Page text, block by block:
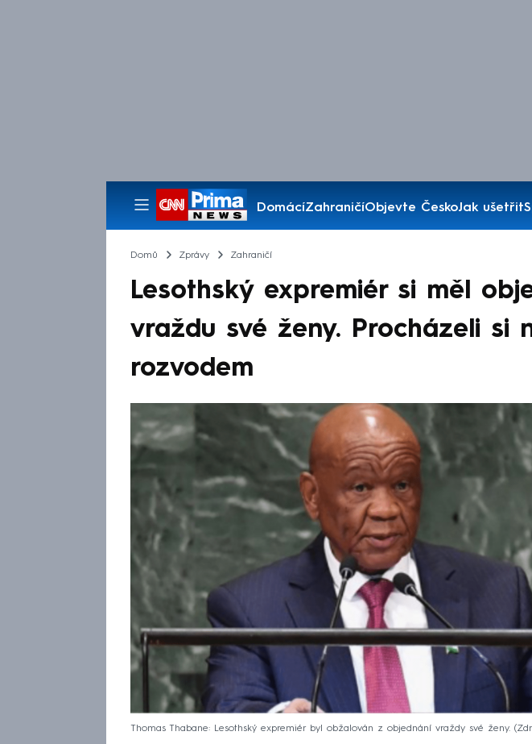
DomácíZahraničíObjevte ČeskoJak ušetřit
Pořady
Domů Zprávy Zahraničí
Lesothský expremiér si měl
vraždu své ženy. Procházeli si
rozvodem
Thomas Thabane: Lesothský expremiér byl obžalován z objednání vraždy své ženy.